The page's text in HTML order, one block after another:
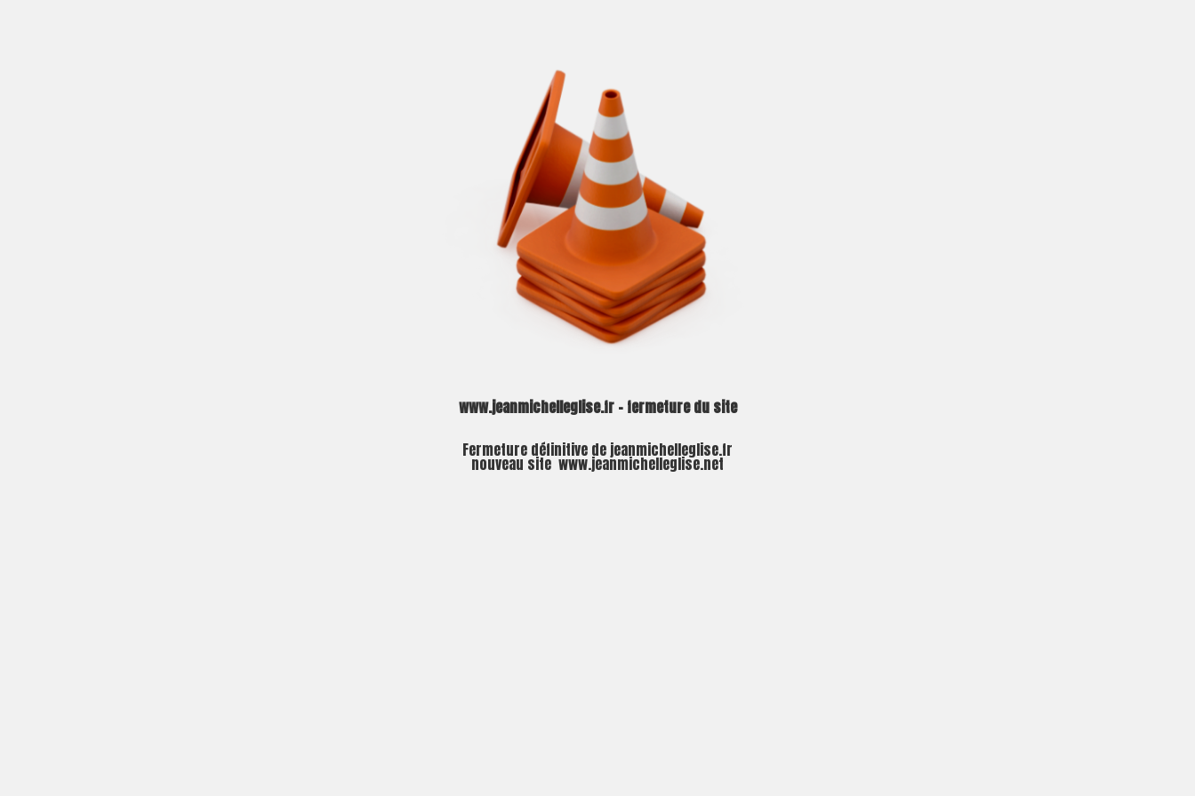
www.jeanmichelleglise.fr – fermeture du site
Fermeture définitive de jeanmichelleglise.fr
nouveau site www.jeanmichelleglise.net